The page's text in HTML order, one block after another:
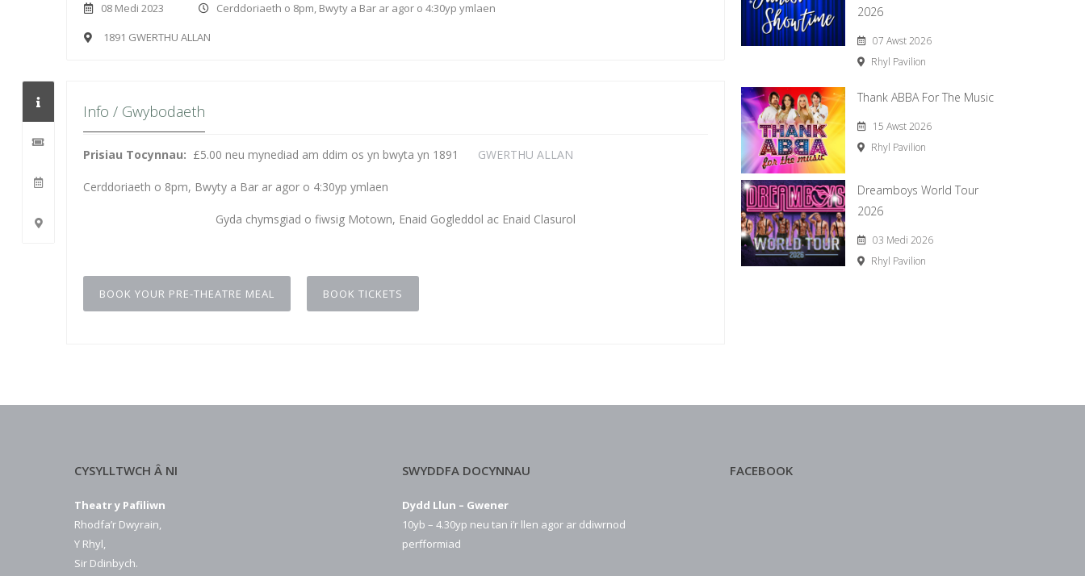
08 Medi 2023
Cerddoriaeth o 8pm, Bwyty a Bar ar agor o 4:30yp ymlaen
1891 GWERTHU ALLAN
Info / Gwybodaeth
Prisiau Tocynnau: £5.00 neu mynediad am ddim os yn bwyta yn 1891 GWERTHU ALLAN
Cerddoriaeth o 8pm, Bwyty a Bar ar agor o 4:30yp ymlaen
Gyda chymsgiad o fiwsig Motown, Enaid Gogleddol ac Enaid Clasurol
BOOK YOUR PRE-THEATRE MEAL BOOK TICKETS
2026
07 Awst 2026
Rhyl Pavilion
Thank ABBA For The Music
15 Awst 2026
Rhyl Pavilion
Dreamboys World Tour
2026
03 Medi 2026
Rhyl Pavilion
CYSYLLTWCH Â NI
Theatr y Pafiliwn
Rhodfa’r Dwyrain,
Y Rhyl,
Sir Ddinbych.
SWYDDFA DOCYNNAU
Dydd Llun – Gwener
10yb – 4.30yp neu tan i’r llen agor ar ddiwrnod
perfformiad
FACEBOOK